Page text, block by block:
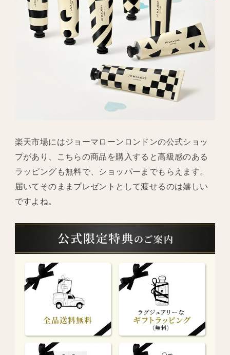
楽天市場にはジョーマローンロンドンの公式ショッ
プがあり、こちらの商品を購入すると高級感のある
ラッピングも無料で、ショッパーまでもらえます。
届いてそのままプレゼントとして渡せるのは嬉しい
ですよね。